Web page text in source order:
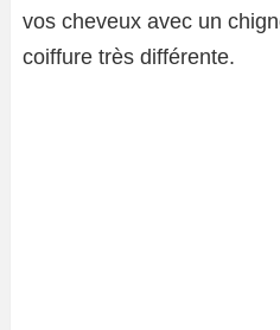
vos cheveux avec un
coiffure très différente.